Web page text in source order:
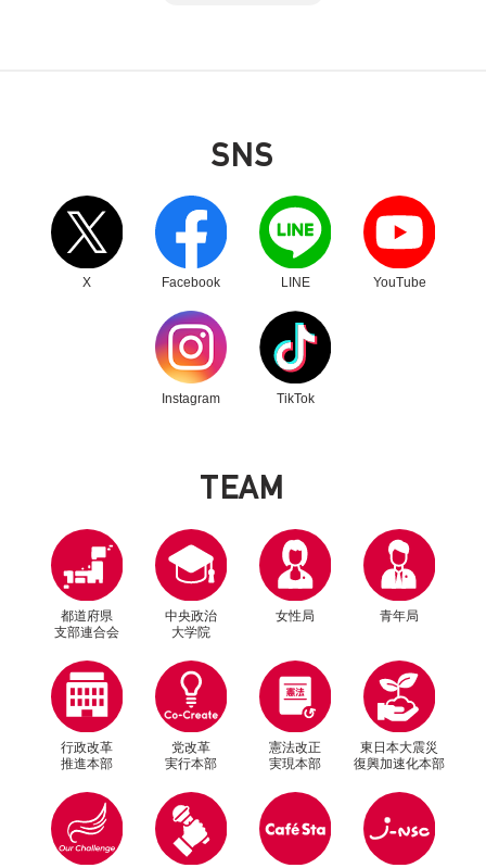
SNS
X
別ウィンドウリンク
Facebook
別ウィンドウリンク
LINE
別ウィンドウリンク
YouTube
別ウィンドウリンク
Instagram
別ウィンドウリンク
TikTok
別ウィンドウリンク
TEAM
都道府県
支部連合会
中央政治
大学院
女性局 青年局
行政改革
推進本部
党改革
実行本部
憲法改正
実現本部
東日本大震災
復興加速化本部
別ウィンドウリンク別ウィンドウリンク